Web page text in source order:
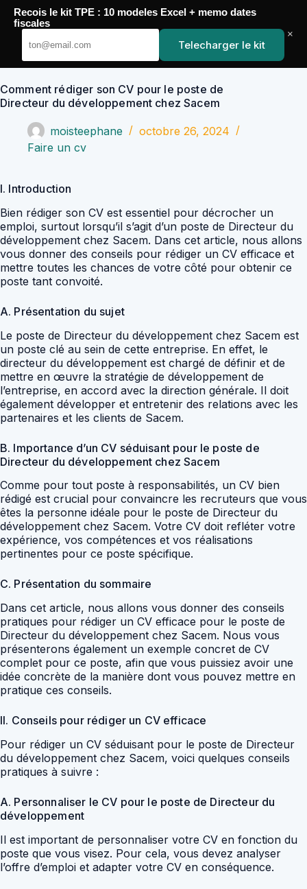
Passer
contenu
YoupiJobs
Comment rédiger son CV pour le poste de
Directeur du développement chez Sacem
moisteephane
octobre 26, 2024
Faire un cv
I. Introduction
Bien rédiger son CV est essentiel pour décrocher un
emploi, surtout lorsqu’il s’agit d’un poste de Directeur du
développement chez Sacem. Dans cet article, nous allons
vous donner des conseils pour rédiger un CV efficace et
mettre toutes les chances de votre côté pour obtenir ce
poste tant convoité.
A. Présentation du sujet
Le poste de Directeur du développement chez Sacem est
un poste clé au sein de cette entreprise. En effet, le
directeur du développement est chargé de définir et de
mettre en œuvre la stratégie de développement de
l’entreprise, en accord avec la direction générale. Il doit
également développer et entretenir des relations avec les
partenaires et les clients de Sacem.
B. Importance d’un CV séduisant pour le poste de
Directeur du développement chez Sacem
Comme pour tout poste à responsabilités, un CV bien
rédigé est crucial pour convaincre les recruteurs que vous
êtes la personne idéale pour le poste de Directeur du
développement chez Sacem. Votre CV doit refléter votre
expérience, vos compétences et vos réalisations
pertinentes pour ce poste spécifique.
C. Présentation du sommaire
Dans cet article, nous allons vous donner des conseils
pratiques pour rédiger un CV efficace pour le poste de
Directeur du développement chez Sacem. Nous vous
présenterons également un exemple concret de CV
complet pour ce poste, afin que vous puissiez avoir une
idée concrète de la manière dont vous pouvez mettre en
pratique ces conseils.
II. Conseils pour rédiger un CV efficace
Pour rédiger un CV séduisant pour le poste de Directeur
du développement chez Sacem, voici quelques conseils
pratiques à suivre :
A. Personnaliser le CV pour le poste de Directeur du
développement
Il est important de personnaliser votre CV en fonction du
poste que vous visez. Pour cela, vous devez analyser
l’offre d’emploi et adapter votre CV en conséquence.
Recois le kit TPE : 10 modeles Excel + memo dates
fiscales
Telecharger le kit
×